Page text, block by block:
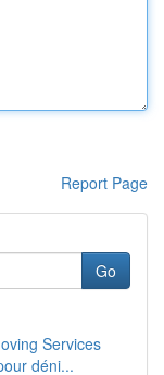
Report Page
Go
Services
déni...